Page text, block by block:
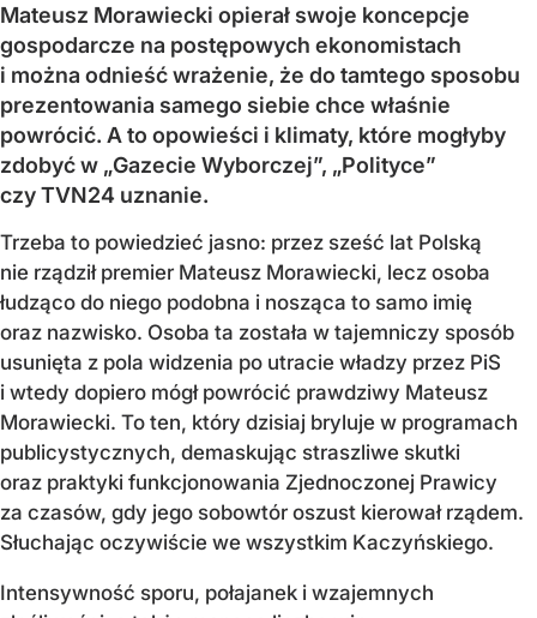
Mateusz Morawiecki opierał swoje koncepcje
gospodarcze na postępowych ekonomistach
i można odnieść wrażenie, że do tamtego sposobu
prezentowania samego siebie chce właśnie
powrócić. A to opowieści i klimaty, które mogłyby
zdobyć w „Gazecie Wyborczej”, „Polityce”
czy TVN24 uznanie.
Trzeba to powiedzieć jasno: przez sześć lat Polską
nie rządził premier Mateusz Morawiecki, lecz osoba
łudząco do niego podobna i nosząca to samo imię
oraz nazwisko. Osoba ta została w tajemniczy sposób
usunięta z pola widzenia po utracie władzy przez PiS
i wtedy dopiero mógł powrócić prawdziwy Mateusz
Morawiecki. To ten, który dzisiaj bryluje w programach
publicystycznych, demaskując straszliwe skutki
oraz praktyki funkcjonowania Zjednoczonej Prawicy
za czasów, gdy jego sobowtór oszust kierował rządem.
Słuchając oczywiście we wszystkim Kaczyńskiego.
Intensywność sporu, połajanek i wzajemnych